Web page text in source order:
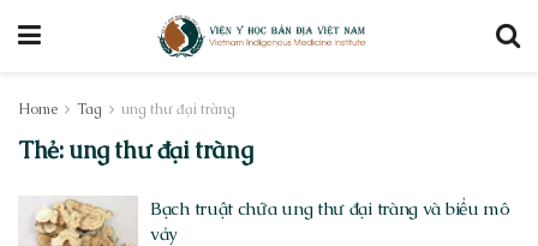
Home Tag ung thư đại tràng
Thẻ:ung thư đại tràng
Bạch truật chữa ung thư đại tràng và biểu mô
vảy